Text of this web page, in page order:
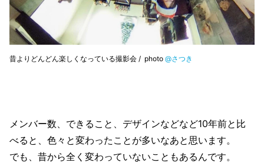
昔よりどんどん楽しくなっている撮影会 / photo @さつき
メンバー数、できること、デザインなどなど10年前と比
べると、色々と変わったことが多いなあと思います。
でも、昔から全く変わっていないこともあるんです。